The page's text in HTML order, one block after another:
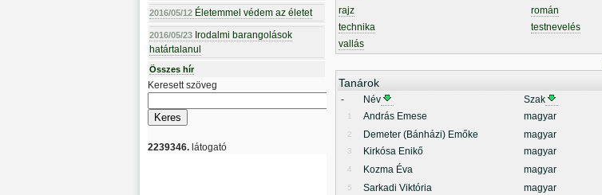
2016/05/12 Életemmel védem az életet
2016/05/23 Irodalmi barangolások
határtalanul
Összes hír
Keresett szöveg
2239346. látogató
rajz
román
technika
testnevelés
vallás
Tanárok
- Név Szak
1 András Emese magyar
2 Demeter (Bánházi) Emőke magyar
3 Kirkósa Enikő magyar
4 Kozma Éva magyar
5 Sarkadi Viktória magyar